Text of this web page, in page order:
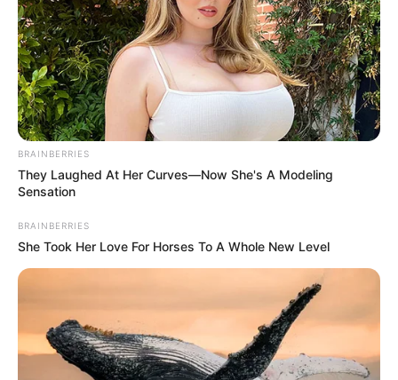
E-mail*
Mensagem*
BUSCAR
DESTAQUES
BRAINBERRIES
They Laughed At Her Curves—Now She's A Modeling
Sensation
BRAINBERRIES
She Took Her Love For Horses To A Whole New Level